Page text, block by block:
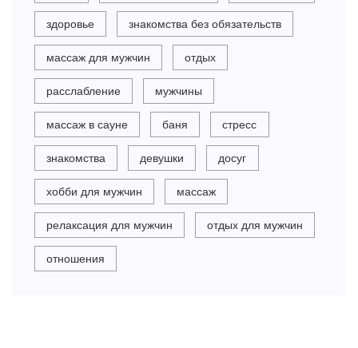
здоровье знакомства без обязательств
массаж для мужчин отдых
расслабление мужчины
массаж в сауне баня стресс
знакомства девушки досуг
хобби для мужчин массаж
релаксация для мужчин отдых для мужчин
отношения